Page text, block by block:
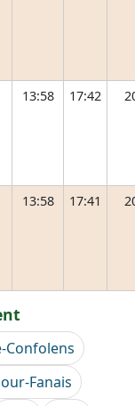
13:58 17:42
13:58 17:41
Confolens
Fanais